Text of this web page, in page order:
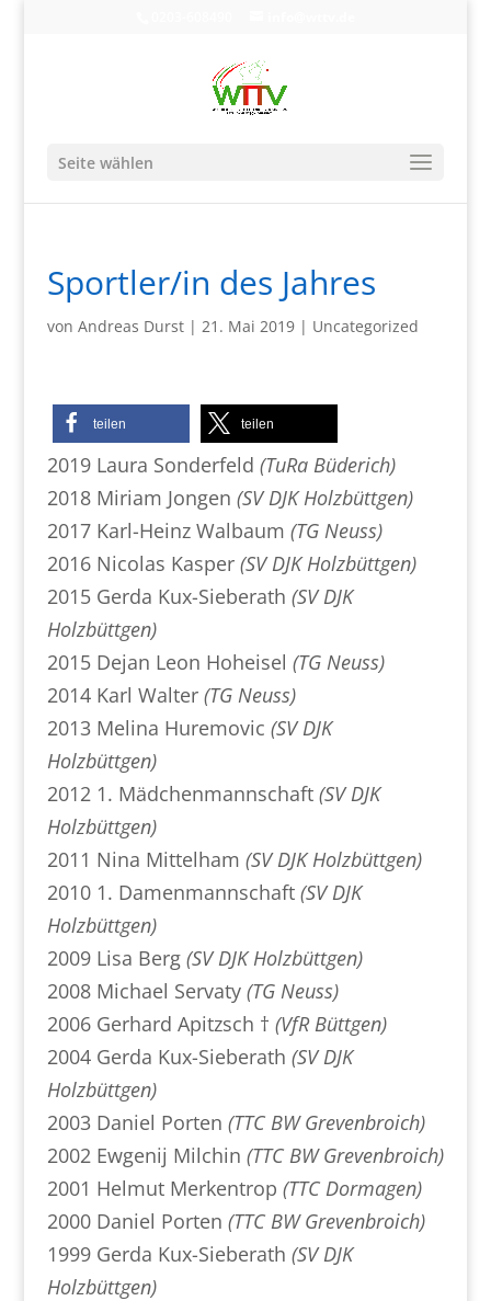
Seite wählen
Sportler/in des Jahres
von Andreas Durst| 21. Mai 2019| Uncategorized
teilen teilen
2019 Laura Sonderfeld (TuRa Büderich)
2018 Miriam Jongen (SV DJK Holzbüttgen)
2017 Karl-Heinz Walbaum (TG Neuss)
2016 Nicolas Kasper (SV DJK Holzbüttgen)
2015 Gerda Kux-Sieberath (SV DJK
Holzbüttgen)
2015 Dejan Leon Hoheisel (TG Neuss)
2014 Karl Walter (TG Neuss)
2013 Melina Huremovic (SV DJK
Holzbüttgen)
2012 1. Mädchenmannschaft (SV DJK
Holzbüttgen)
2011 Nina Mittelham (SV DJK Holzbüttgen)
2010 1. Damenmannschaft(SV DJK
Holzbüttgen)
2009 Lisa Berg (SV DJK Holzbüttgen)
2008 Michael Servaty(TG Neuss)
2006 Gerhard Apitzsch † (VfR Büttgen)
2004 Gerda Kux-Sieberath (SV DJK
Holzbüttgen)
2003 Daniel Porten (TTC BW Grevenbroich)
2002 Ewgenij Milchin (TTC BW Grevenbroich)
2001 Helmut Merkentrop (TTC Dormagen)
2000 Daniel Porten (TTC BW Grevenbroich)
1999 Gerda Kux-Sieberath (SV DJK
Holzbüttgen)